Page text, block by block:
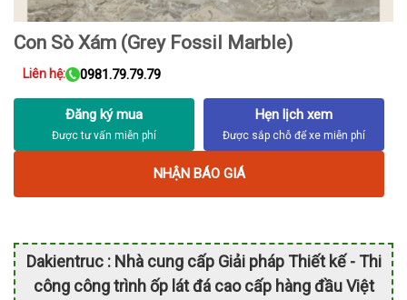
Con Sò Xám (Grey Fossil Marble)
Liên hệ: 0981.79.79.79
Đăng ký mua Hẹn lịch xem
NHẬN BÁO GIÁ
Dakientruc : Nhà cung cấp Giải pháp Thiết kế - Thi
công công trình ốp lát đá cao cấp hàng đầu Việt